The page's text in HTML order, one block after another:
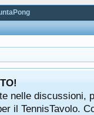
nelle discussioni,
il TennisTavolo.